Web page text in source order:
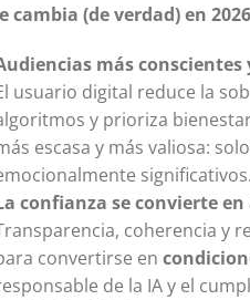
cambia (de verdad) en 2026
más conscientes
usuario digital reduce la
y prioriza
escasa y más valiosa:
significativos.
confianza se convierte
coherencia y
convertirse en
de la IA y el